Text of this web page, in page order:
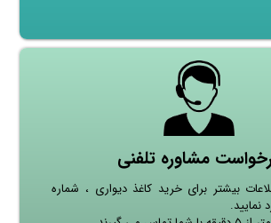
مشاوره تلفنی
بیشتر برای خرید کاغذ دیواری ، شماره
نمایید.